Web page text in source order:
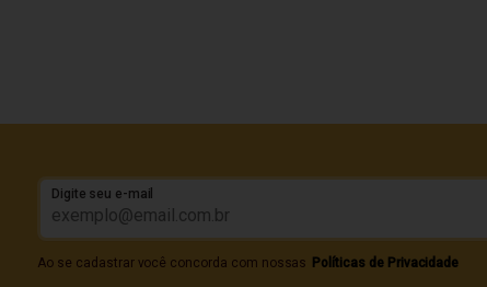
Digite seu e-mail
Ao se cadastrar você concorda com nossas Políticas de Privacidade